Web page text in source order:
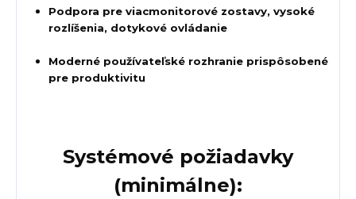
Podpora pre viacmonitorové zostavy, vysoké
rozlíšenia, dotykové ovládanie
Moderné používateľské rozhranie prispôsobené
pre produktivitu
Systémové požiadavky
(minimálne):